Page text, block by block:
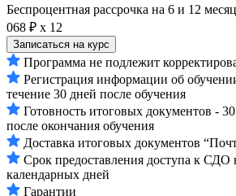
Беспроцентная рассрочка на 6 и 12
068 ₽ х 12
Записаться на курс
Программа не подлежит
Регистрация информации об
течение 30 дней после обучения
Готовность итоговых документов -
после окончания обучения
Доставка итоговых документов
Срок предоставления доступа к СДО
календарных дней
Гарантии